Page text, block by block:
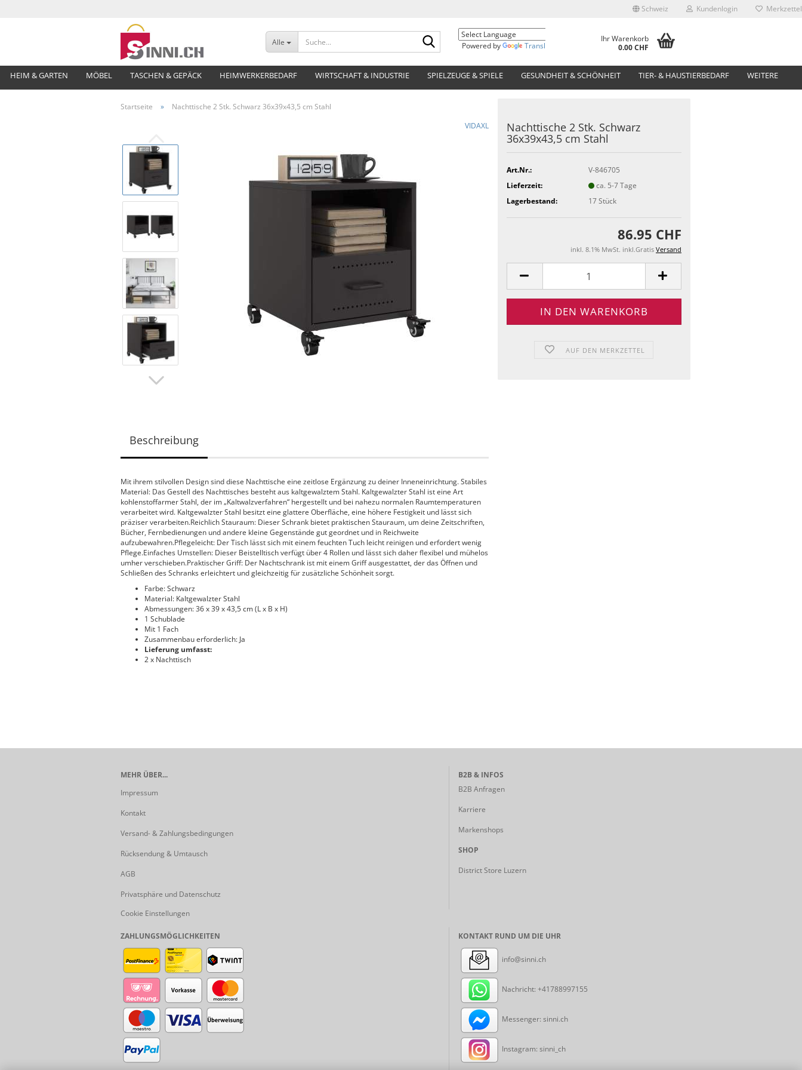
Schweiz Kundenlogin Merkzettel
Alle
Suche...
Powered by
Translate
Ihr Warenkorb
0.00 CHF
HEIM & GARTEN MÖBEL TASCHEN & GEPÄCK HEIMWERKERBEDARF WIRTSCHAFT & INDUSTRIE SPIELZEUGE & SPIELE GESUNDHEIT & SCHÖNHEIT TIER- & HAUSTIERBEDARF WEITERE
Startseite »
Nachttische 2 Stk. Schwarz 36x39x43,5 cm Stahl
VIDAXL
Nachttische 2 Stk. Schwarz
36x39x43,5 cm Stahl
Art.Nr.:
V-846705
Lieferzeit:
ca. 5-7 Tage
Lagerbestand:
17Stück
86.95 CHF
inkl. 8.1% MwSt. inkl.Gratis Versand
AUF DEN MERKZETTEL
Beschreibung
Mit ihrem stilvollen Design sind diese Nachttische eine zeitlose Ergänzung zu deiner Inneneinrichtung. Stabiles
Material: Das Gestell des Nachttisches besteht aus kaltgewalztem Stahl. Kaltgewalzter Stahl ist eine Art
kohlenstoffarmer Stahl, der im „Kaltwalzverfahren“ hergestellt und bei nahezu normalen Raumtemperaturen
verarbeitet wird. Kaltgewalzter Stahl besitzt eine glattere Oberfläche, eine höhere Festigkeit und lässt sich
präziser verarbeiten.Reichlich Stauraum: Dieser Schrank bietet praktischen Stauraum, um deine Zeitschriften,
Bücher, Fernbedienungen und andere kleine Gegenstände gut geordnet und in Reichweite
aufzubewahren.Pflegeleicht: Der Tisch lässt sich mit einem feuchten Tuch leicht reinigen und erfordert wenig
Pflege.Einfaches Umstellen: Dieser Beistelltisch verfügt über 4 Rollen und lässt sich daher flexibel und mühelos
umher verschieben.Praktischer Griff: Der Nachtschrank ist mit einem Griff ausgestattet, der das Öffnen und
Schließen des Schranks erleichtert und gleichzeitig für zusätzliche Schönheit sorgt.
Farbe: Schwarz
Material: Kaltgewalzter Stahl
Abmessungen: 36 x 39 x 43,5 cm (L x B x H)
1 Schublade
Mit 1 Fach
Zusammenbau erforderlich: Ja
Lieferung umfasst:
2 x Nachttisch
MEHR ÜBER...
Impressum
Kontakt
Versand- & Zahlungsbedingungen
Rücksendung & Umtausch
AGB
Privatsphäre und Datenschutz
Cookie Einstellungen
B2B & INFOS
B2B Anfragen
Karriere
Markenshops
SHOP
District Store Luzern
ZAHLUNGSMÖGLICHKEITEN KONTAKT RUND UM DIE UHR
info@sinni.ch
Nachricht: +41788997155
Messenger: sinni.ch
Instagram: sinni_ch